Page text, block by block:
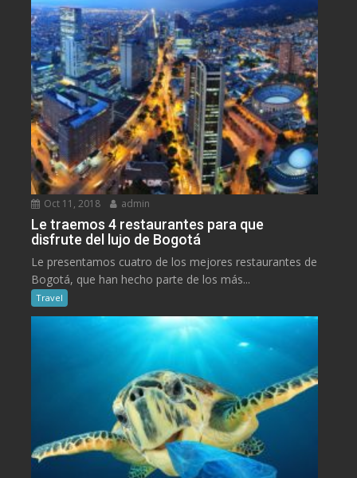
Oct 11, 2018 admin
Le traemos 4 restaurantes para que
disfrute del lujo de Bogotá
Le presentamos cuatro de los mejores restaurantes de
Bogotá, que han hecho parte de los más...
Travel